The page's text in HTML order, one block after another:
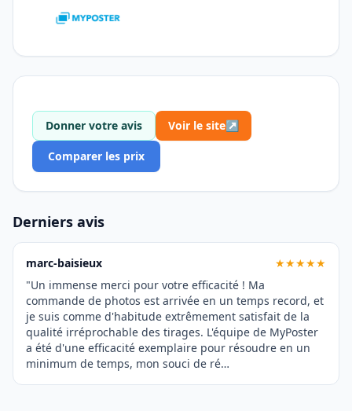
Donner votre avis Voir le site↗
Comparer les prix
Derniers avis
marc-baisieux
★★★★★
"Un immense merci pour votre efficacité ! Ma
commande de photos est arrivée en un temps record, et
je suis comme d'habitude extrêmement satisfait de la
qualité irréprochable des tirages. L'équipe de MyPoster
a été d'une efficacité exemplaire pour résoudre en un
minimum de temps, mon souci de ré…